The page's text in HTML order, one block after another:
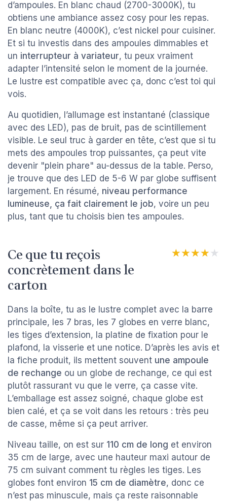
d’ampoules. En blanc chaud (2700-3000K), tu
obtiens une ambiance assez cosy pour les repas.
En blanc neutre (4000K), c’est nickel pour cuisiner.
Et si tu investis dans des ampoules dimmables et
un interrupteur à variateur, tu peux vraiment
adapter l’intensité selon le moment de la journée.
Le lustre est compatible avec ça, donc c’est toi qui
vois.
Au quotidien, l’allumage est instantané (classique
avec des LED), pas de bruit, pas de scintillement
visible. Le seul truc à garder en tête, c’est que si tu
mets des ampoules trop puissantes, ça peut vite
devenir "plein phare" au-dessus de la table. Perso,
je trouve que des LED de 5-6 W par globe suffisent
largement. En résumé, niveau performance
lumineuse, ça fait clairement le job, voire un peu
plus, tant que tu choisis bien tes ampoules.
Ce que tu reçois
concrètement dans le
carton
★★★★★
★★★★★
Dans la boîte, tu as le lustre complet avec la barre
principale, les 7 bras, les 7 globes en verre blanc,
les tiges d’extension, la platine de fixation pour le
plafond, la visserie et une notice. D’après les avis et
la fiche produit, ils mettent souvent une ampoule
de rechange ou un globe de rechange, ce qui est
plutôt rassurant vu que le verre, ça casse vite.
L’emballage est assez soigné, chaque globe est
bien calé, et ça se voit dans les retours : très peu
de casse, même si ça peut arriver.
Niveau taille, on est sur 110 cm de long et environ
35 cm de large, avec une hauteur maxi autour de
75 cm suivant comment tu règles les tiges. Les
globes font environ 15 cm de diamètre, donc ce
n’est pas minuscule, mais ça reste raisonnable